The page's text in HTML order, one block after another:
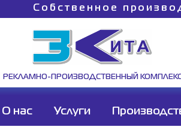
Собственное
РЕКЛАМНО-ПРОИЗВОДСТВЕННЫЙ
О нас Услуги